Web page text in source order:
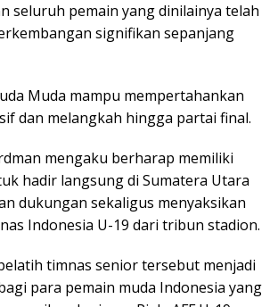
seluruh pemain yang dinilainya telah
signifikan sepanjang
Muda mampu mempertahankan
dan melangkah hingga partai final.
mengaku berharap memiliki
hadir langsung di Sumatera Utara
dukungan sekaligus menyaksikan
Indonesia U-19 dari tribun stadion.
timnas senior tersebut menjadi
para pemain muda Indonesia yang